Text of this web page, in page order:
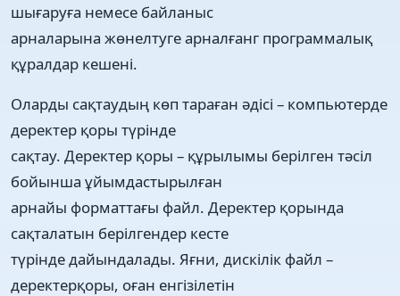
шығаруға немесе байланыс
арналарына жөнелтуге арналғанг программалық
құралдар кешені.
Оларды сақтаудың көп тараған әдісі – компьютерде
деректер қоры түрінде
сақтау. Деректер қоры – құрылымы берілген тәсіл
бойынша ұйымдастырылған
арнайы форматтағы файл. Деректер қорында
сақталатын берілгендер кесте
түрінде дайындалады. Яғни, дискілік файл –
деректерқоры, оған енгізілетін